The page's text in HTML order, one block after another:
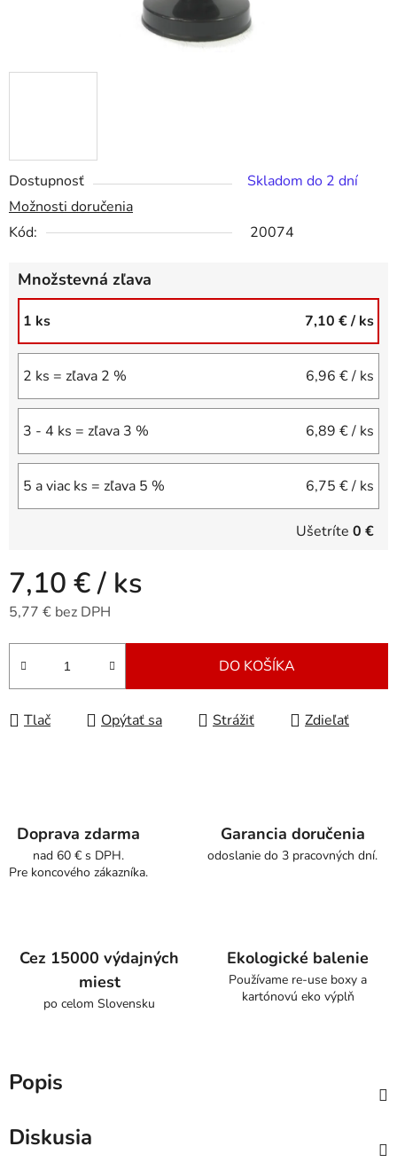
Dostupnosť
Skladom do 2 dní
Možnosti doručenia
Kód:
20074
Množstevná zľava
1 ks 7,10 €/ ks
2 ks = zľava 2 % 6,96 €/ ks
3 - 4 ks = zľava 3 % 6,89 €/ ks
5 a viac ks = zľava 5 % 6,75 €/ ks
Ušetríte 0 €
7,10 €/ ks
5,77 € bez DPH
Jednotková cena:
DO KOŠÍKA
Tlač Opýtať sa Strážiť Zdieľať
Doprava zdarma
nad 60 € s DPH.
Pre koncového zákazníka.
Garancia doručenia
odoslanie do 3 pracovných dní.
Cez 15000 výdajných
miest
po celom Slovensku
Ekologické balenie
Používame re-use boxy a
kartónovú eko výplň
Popis
Diskusia